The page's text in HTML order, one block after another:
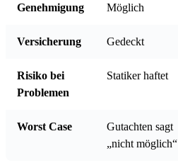
Genehmigung Möglich
Versicherung Gedeckt
Risiko bei
Problemen
Statiker haftet
Worst Case
Gutachten sagt
„nicht möglich“